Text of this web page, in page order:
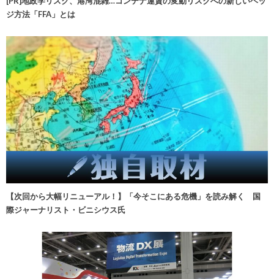
ジ方法「FFA」とは
【次回から大幅リニューアル！】「今そこにある危機」を読み解く 国
際ジャーナリスト・ビニシウス氏